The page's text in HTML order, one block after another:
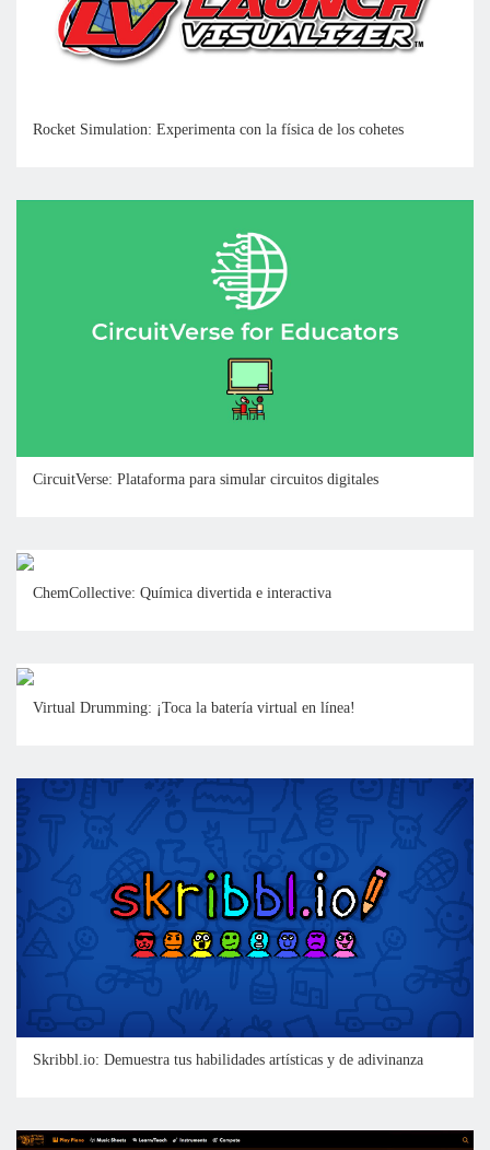
Rocket Simulation: Experimenta con la física de los cohetes
CircuitVerse: Plataforma para simular circuitos digitales
ChemCollective: Química divertida e interactiva
Virtual Drumming: ¡Toca la batería virtual en línea!
Skribbl.io: Demuestra tus habilidades artísticas y de adivinanza